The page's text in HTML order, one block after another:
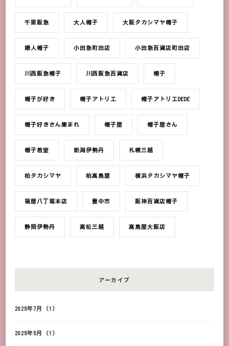
千里阪急 大人帽子 大阪タカシマヤ帽子
婦人帽子 小田急町田店 小田急百貨店町田店
川西阪急帽子 川西阪急百貨店 帽子
帽子が好き 帽子アトリエ 帽子アトリエDEDE
帽子好きさん集まれ 帽子屋 帽子屋さん
帽子教室 新潟伊勢丹 札幌三越
柏タカシマヤ 柏髙島屋 横浜タカシマヤ帽子
福屋八丁堀本店 豊中市 阪神百貨店帽子
静岡伊勢丹 高松三越 髙島屋大阪店
アーカイブ
2025年7月 (1)
2025年5月 (1)